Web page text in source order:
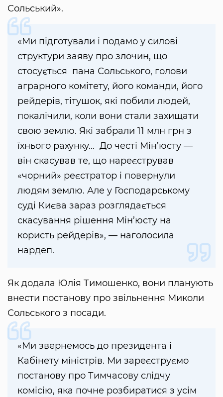
Сольський».
«Ми підготували і подамо у силові
структури заяву про злочин, що
стосується пана Сольського, голови
аграрного комітету, його команди, його
рейдерів, тітушок, які побили людей,
покалічили, коли вони стали захищати
свою землю. Які забрали 11 млн грн з
їхнього рахунку… До честі Мін’юсту —
він скасував те, що нареєстрував
«чорний» реєстратор і повернули
людям землю. Але у Господарському
суді Києва зараз розглядається
скасування рішення Мін’юсту на
користь рейдерів», — наголосила
нардеп.
Як додала Юлія Тимошенко, вони планують
внести постанову про звільнення Миколи
Сольського з посади.
«Ми звернемось до президента і
Кабінету міністрів. Ми зареєструємо
постанову про Тимчасову слідчу
комісію, яка почне розбиратися з усім